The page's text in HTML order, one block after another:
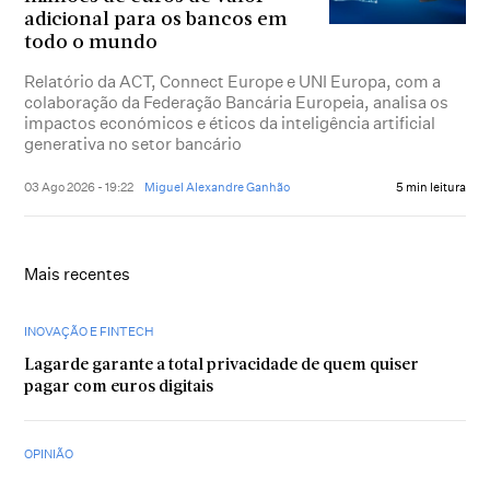
adicional para os bancos em
todo o mundo
Relatório da ACT, Connect Europe e UNI Europa, com a
colaboração da Federação Bancária Europeia, analisa os
impactos económicos e éticos da inteligência artificial
generativa no setor bancário
03 Ago 2026 - 19:22 Miguel Alexandre Ganhão 5 min leitura
Mais recentes
INOVAÇÃO E FINTECH
Lagarde garante a total privacidade de quem quiser
pagar com euros digitais
OPINIÃO